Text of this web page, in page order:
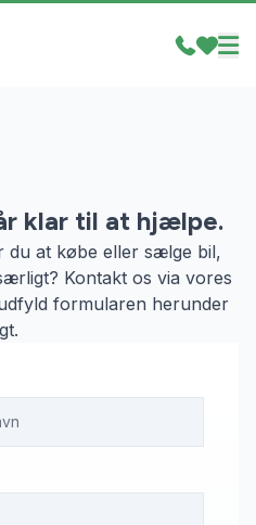
klar til at hjælpe.
du at købe eller sælge bil,
Kontakt os via vores
formularen herunder